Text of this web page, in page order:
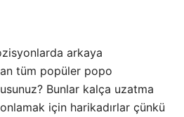
arkaya
tüm popüler popo
Bunlar kalça uzatma
için harikadırlar çünkü